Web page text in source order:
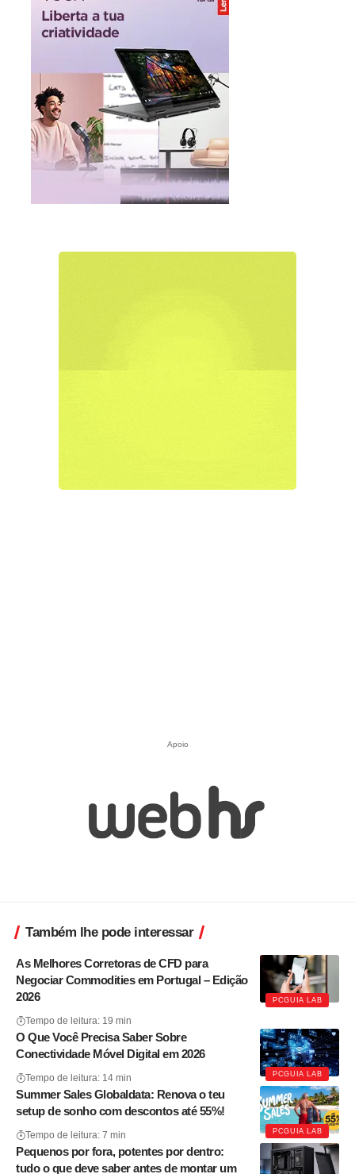
Apoio
Também lhe pode interessar
PCGUIA LAB
As Melhores Corretoras de CFD para
Negociar Commodities em Portugal – Edição
2026
Tempo de leitura: 19 min
PCGUIA LAB
O Que Você Precisa Saber Sobre
Conectividade Móvel Digital em 2026
Tempo de leitura: 14 min
PCGUIA LAB
Summer Sales Globaldata: Renova o teu
setup de sonho com descontos até 55%!
Tempo de leitura: 7 min
Pequenos por fora, potentes por dentro:
tudo o que deve saber antes de montar um